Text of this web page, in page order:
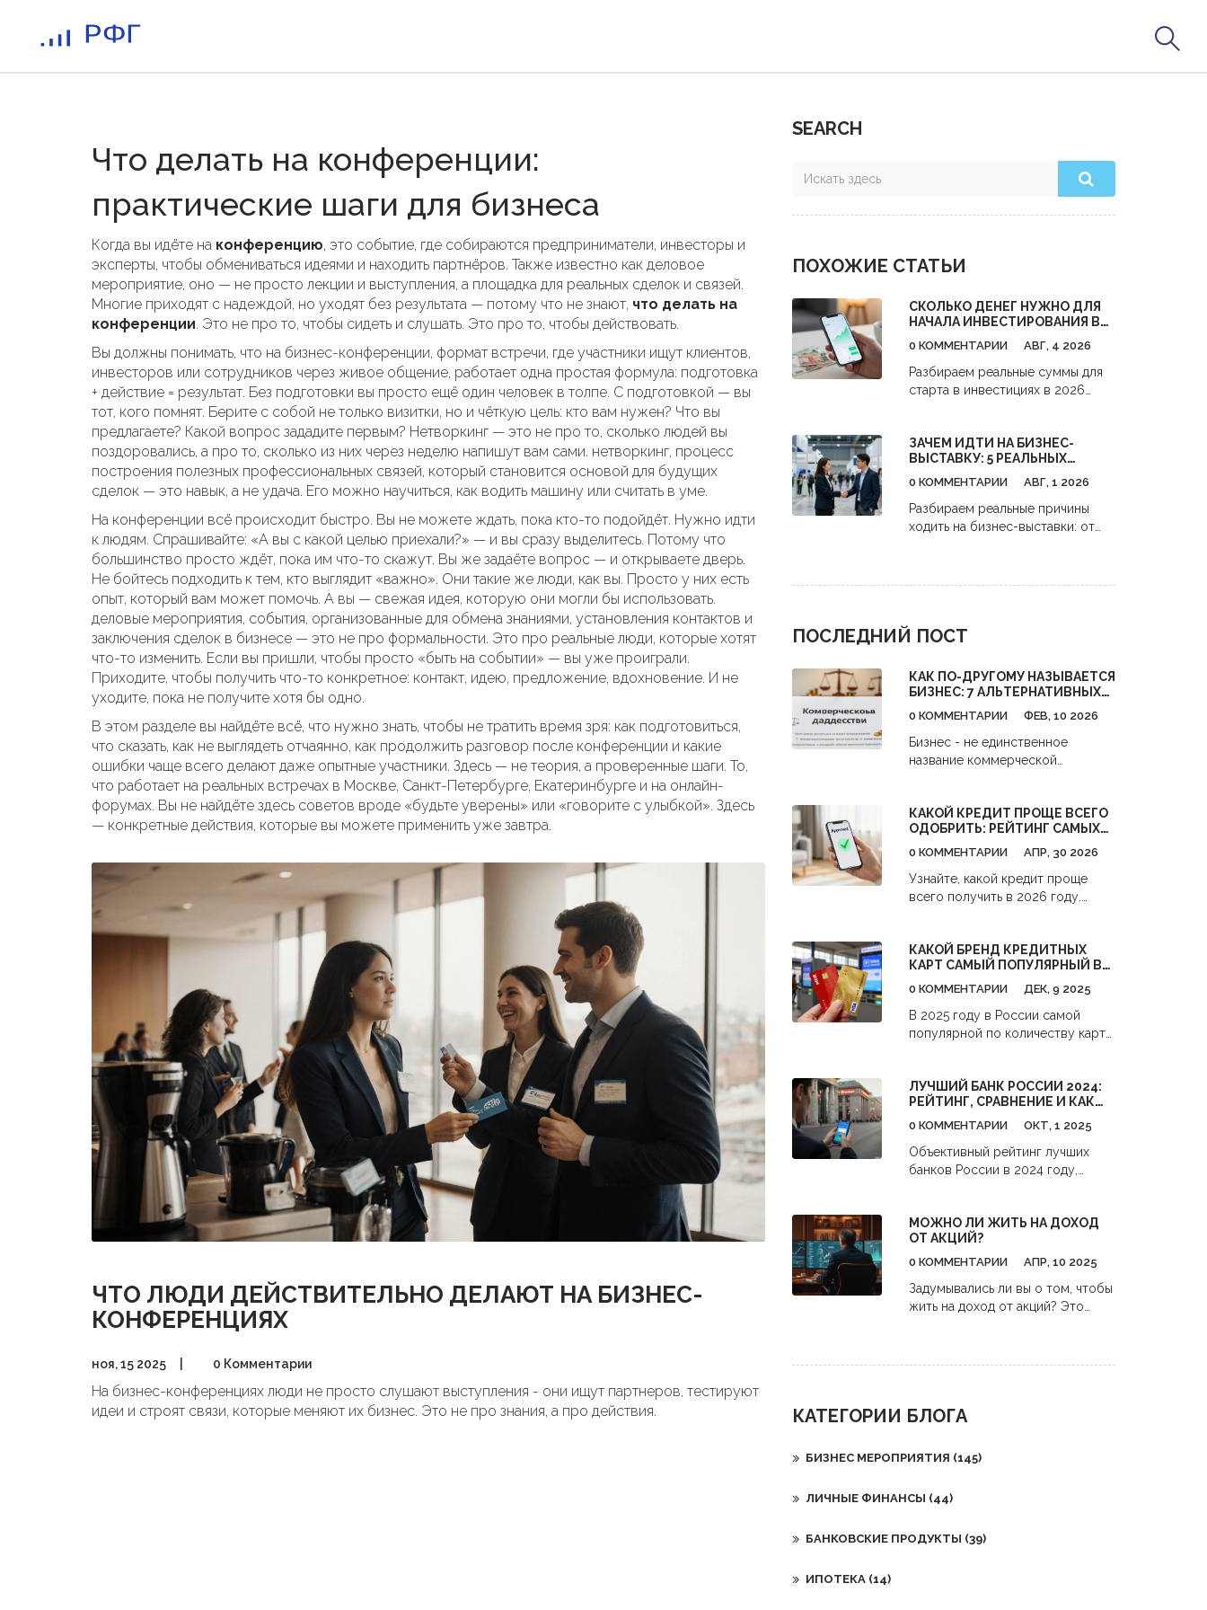
Что делать на конференции:
практические шаги для бизнеса
Когда вы идёте на конференцию, это событие, где собираются предприниматели, инвесторы и
эксперты, чтобы обмениваться идеями и находить партнёров. Также известно как деловое
мероприятие, оно — не просто лекции и выступления, а площадка для реальных сделок и связей.
Многие приходят с надеждой, но уходят без результата — потому что не знают, что делать на
конференции. Это не про то, чтобы сидеть и слушать. Это про то, чтобы действовать.
Вы должны понимать, что на бизнес-конференции, формат встречи, где участники ищут клиентов,
инвесторов или сотрудников через живое общение, работает одна простая формула: подготовка
+ действие = результат. Без подготовки вы просто ещё один человек в толпе. С подготовкой — вы
тот, кого помнят. Берите с собой не только визитки, но и чёткую цель: кто вам нужен? Что вы
предлагаете? Какой вопрос зададите первым? Нетворкинг — это не про то, сколько людей вы
поздоровались, а про то, сколько из них через неделю напишут вам сами. нетворкинг, процесс
построения полезных профессиональных связей, который становится основой для будущих
сделок — это навык, а не удача. Его можно научиться, как водить машину или считать в уме.
На конференции всё происходит быстро. Вы не можете ждать, пока кто-то подойдёт. Нужно идти
к людям. Спрашивайте: «А вы с какой целью приехали?» — и вы сразу выделитесь. Потому что
большинство просто ждёт, пока им что-то скажут. Вы же задаёте вопрос — и открываете дверь.
Не бойтесь подходить к тем, кто выглядит «важно». Они такие же люди, как вы. Просто у них есть
опыт, который вам может помочь. А вы — свежая идея, которую они могли бы использовать.
деловые мероприятия, события, организованные для обмена знаниями, установления контактов и
заключения сделок в бизнесе — это не про формальности. Это про реальные люди, которые хотят
что-то изменить. Если вы пришли, чтобы просто «быть на событии» — вы уже проиграли.
Приходите, чтобы получить что-то конкретное: контакт, идею, предложение, вдохновение. И не
уходите, пока не получите хотя бы одно.
В этом разделе вы найдёте всё, что нужно знать, чтобы не тратить время зря: как подготовиться,
что сказать, как не выглядеть отчаянно, как продолжить разговор после конференции и какие
ошибки чаще всего делают даже опытные участники. Здесь — не теория, а проверенные шаги. То,
что работает на реальных встречах в Москве, Санкт-Петербурге, Екатеринбурге и на онлайн-
форумах. Вы не найдёте здесь советов вроде «будьте уверены» или «говорите с улыбкой». Здесь
— конкретные действия, которые вы можете применить уже завтра.
ЧТО ЛЮДИ ДЕЙСТВИТЕЛЬНО ДЕЛАЮТ НА БИЗНЕС-
КОНФЕРЕНЦИЯХ
ноя, 15 2025 0 Комментарии
На бизнес-конференциях люди не просто слушают выступления - они ищут партнеров, тестируют
идеи и строят связи, которые меняют их бизнес. Это не про знания, а про действия.
SEARCH
ПОХОЖИЕ СТАТЬИ
СКОЛЬКО ДЕНЕГ НУЖНО ДЛЯ
НАЧАЛА ИНВЕСТИРОВАНИЯ В
СТРАТЕГИИ С НУЛЯ
0 КОММЕНТАРИИ АВГ, 4 2026
Разбираем реальные суммы для
старта в инвестициях в 2026
рублей,避开 комиссии и
использовать налоговые льготы.
ЗАЧЕМ ИДТИ НА БИЗНЕС-
ВЫСТАВКУ: 5 РЕАЛЬНЫХ
0 КОММЕНТАРИИ АВГ, 1 2026
Разбираем реальные причины
ходить на бизнес-выставки: от
ПОСЛЕДНИЙ ПОСТ
КАК ПО-ДРУГОМУ НАЗЫВАЕТСЯ
БИЗНЕС: 7 АЛЬТЕРНАТИВНЫХ
ИСПОЛЬЗОВАТЬ
0 КОММЕНТАРИИ ФЕВ, 10 2026
Бизнес - не единственное
название коммерческой
коммерция,
предпринимательство, деловая
активность и другие. Разберемся,
чтобы избежать ошибок в
документах и переговорах.
КАКОЙ КРЕДИТ ПРОЩЕ ВСЕГО
ОДОБРИТЬ: РЕЙТИНГ САМЫХ
0 КОММЕНТАРИИ АПР, 30 2026
Узнайте, какой кредит проще
всего получить в 2026 году.
потребительские займы с
советами по улучшению
рейтинга.
КАКОЙ БРЕНД КРЕДИТНЫХ
КАРТ САМЫЙ ПОПУЛЯРНЫЙ В
0 КОММЕНТАРИИ ДЕК, 9 2025
В 2025 году в России самой
популярной по количеству карт
путешествий и онлайн-покупок.
Узнайте, какую кредитную карту
выбрать и почему бренд важнее,
ЛУЧШИЙ БАНК РОССИИ 2024:
РЕЙТИНГ, СРАВНЕНИЕ И КАК
0 КОММЕНТАРИИ ОКТ, 1 2025
Объективный рейтинг лучших
банков России в 2024 году,
по открытию счёта.
МОЖНО ЛИ ЖИТЬ НА ДОХОД
ОТ АКЦИЙ?
0 КОММЕНТАРИИ АПР, 10 2025
Задумывались ли вы о том, чтобы
жить на доход от акций? Это
инвестирования. Узнайте, какие
создать стабильный доходной
поток от ваших вложений.
КАТЕГОРИИ БЛОГА
БИЗНЕС МЕРОПРИЯТИЯ (145)
ЛИЧНЫЕ ФИНАНСЫ (44)
БАНКОВСКИЕ ПРОДУКТЫ (39)
ИПОТЕКА (14)